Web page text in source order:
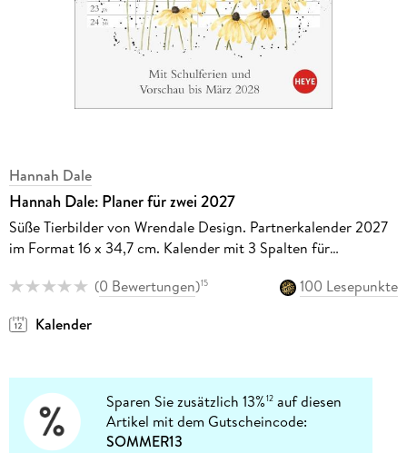
Hannah Dale
Hannah Dale: Planer für zwei 2027
Süße Tierbilder von Wrendale Design. Partnerkalender 2027
im Format 16 x 34,7 cm. Kalender mit 3 Spalten für
(0 Bewertungen)15
100 Lesepunkte
Kalender
Sparen Sie zusätzlich 13%12 auf diesen
Artikel mit dem Gutscheincode:
SOMMER13